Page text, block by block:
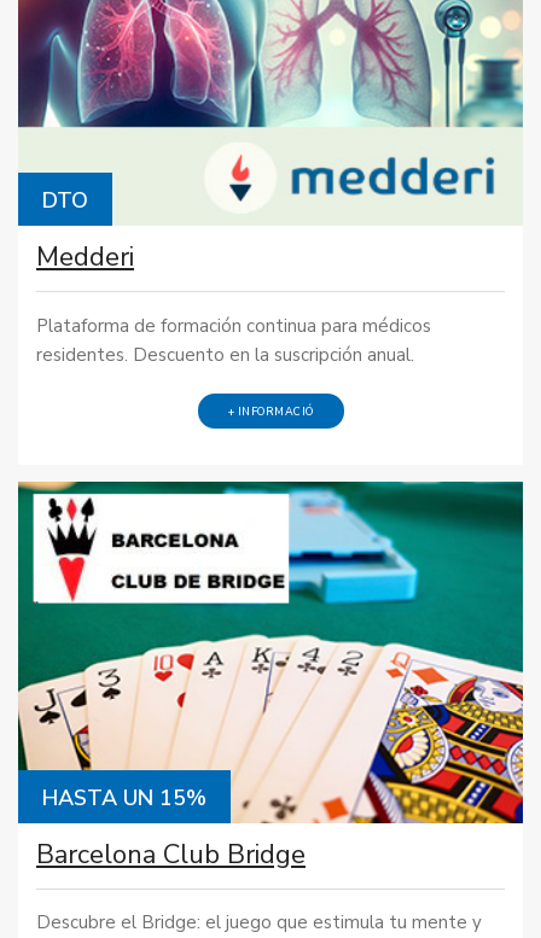
DTO
Medderi
Plataforma de formación continua para médicos
residentes. Descuento en la suscripción anual.
+ INFORMACIÓ
HASTA UN 15%
Barcelona Club Bridge
Descubre el Bridge: el juego que estimula tu mente y